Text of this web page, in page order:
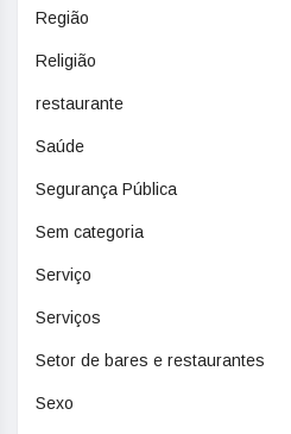
Região
Religião
restaurante
Saúde
Segurança Pública
Sem categoria
Serviço
Serviços
Setor de bares e restaurantes
Sexo